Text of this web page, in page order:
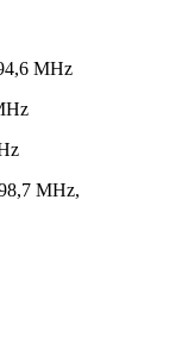
MHz
MHz,